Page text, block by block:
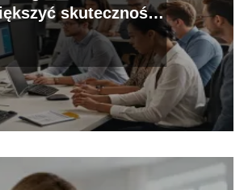
skuteczność
Twoich kampanii
reklamowych?